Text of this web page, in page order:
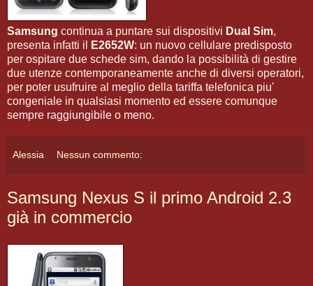
Samsung continua a puntare sui dispositivi Dual Sim,
presenta infatti il
E2652W: un nuovo cellulare predisposto
per ospitare due schede sim, dando la possibilità di gestire
due utenze contemporaneamente anche di diversi operatori,
per poter usufruire al meglio della tariffa telefonica piu'
congeniale in qualsiasi momento ed essere comunque
sempre raggiungibile o meno.
Alessia Nessun commento:
Samsung Nexus S il primo Android 2.3
già in commercio